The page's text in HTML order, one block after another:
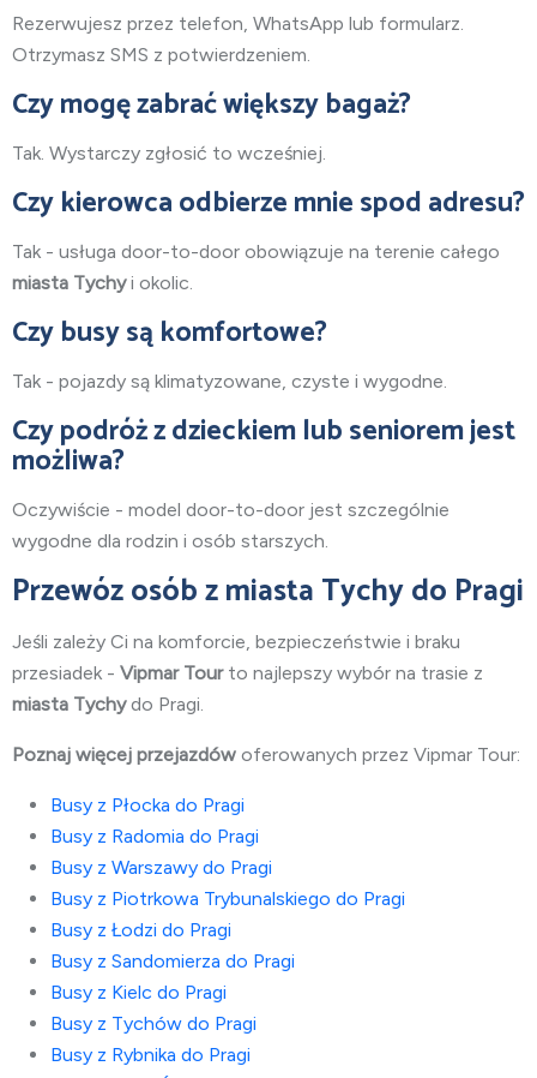
Rezerwujesz przez telefon, WhatsApp lub formularz.
Otrzymasz SMS z potwierdzeniem.
Czy mogę zabrać większy bagaż?
Tak. Wystarczy zgłosić to wcześniej.
Czy kierowca odbierze mnie spod adresu?
Tak - usługa door-to-door obowiązuje na terenie całego
miasta Tychyi okolic.
Czy busy są komfortowe?
Tak - pojazdy są klimatyzowane, czyste i wygodne.
Czy podróż z dzieckiem lub seniorem jest
możliwa?
Oczywiście - model door-to-door jest szczególnie
wygodne dla rodzin i osób starszych.
Przewóz osób z miasta Tychy do Pragi
Jeśli zależy Ci na komforcie, bezpieczeństwie i braku
przesiadek - Vipmar Tourto najlepszy wybór na trasie z
miasta Tychydo Pragi.
Poznaj więcej przejazdów oferowanych przez Vipmar Tour:
Busy z Płocka do Pragi
Busy z Radomia do Pragi
Busy z Warszawy do Pragi
Busy z Piotrkowa Trybunalskiego do Pragi
Busy z Łodzi do Pragi
Busy z Sandomierza do Pragi
Busy z Kielc do Pragi
Busy z Tychów do Pragi
Busy z Rybnika do Pragi